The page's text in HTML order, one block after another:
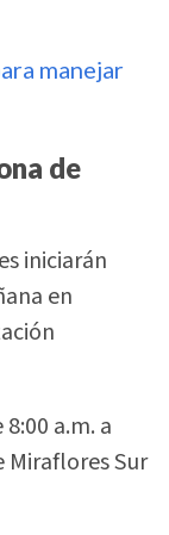
manejar
de
iniciarán
en
a.m. a
Miraflores Sur